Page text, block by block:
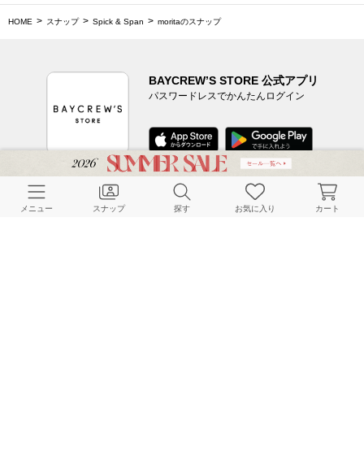
HOME スナップ Spick & Span moritaのスナップ
BAYCREW’S STORE 公式アプリ
パスワードレスでかんたんログイン
CUSTOMER SERVICE
メニュー スナップ 探す お気に入り カート